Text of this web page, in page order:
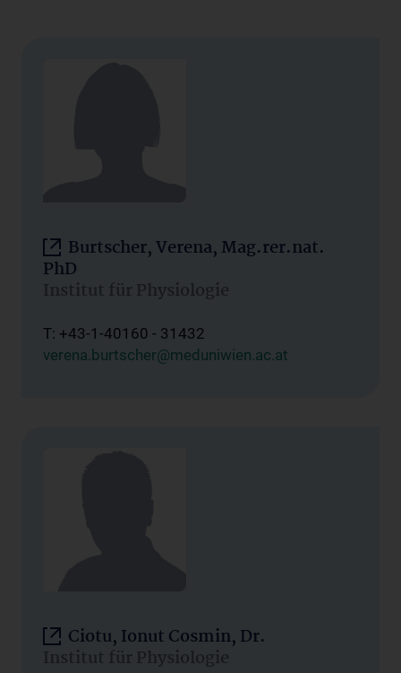
Burtscher, Verena, Mag.rer.nat.
PhD
Institut für Physiologie
T: +43-1-40160 - 31432
verena.burtscher@meduniwien.ac.at
Ciotu, Ionut Cosmin, Dr.
Institut für Physiologie